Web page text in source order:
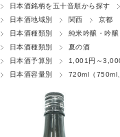
日本酒銘柄を五十音順から探す
日本酒地域別
関西
京都
日本酒種類別
純米吟醸・吟醸
日本酒種類別
夏の酒
日本酒予算別
1,001円～
日本酒容量別
720ml（750ml